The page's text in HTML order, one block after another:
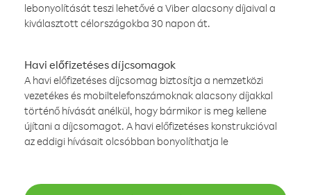
lebonyolítását teszi lehetővé a Viber alacsony díjaival a
kiválasztott célországokba 30 napon át.
Havi előfizetéses díjcsomagok
A havi előfizetéses díjcsomag biztosítja a nemzetközi
vezetékes és mobiltelefonszámoknak alacsony díjakkal
történő hívását anélkül, hogy bármikor is meg kellene
újítani a díjcsomagot. A havi előfizetéses konstrukcióval
az eddigi hívásait olcsóbban bonyolíthatja le